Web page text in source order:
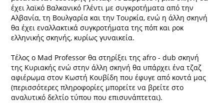
έχει λαϊκό Βαλκανικό Γλέντι με συγκροτήματα από την
Αλβανία, τη Βουλγαρία και την Τουρκία, ενώ η άλλη σκηνή
θα έχει εναλλακτικά συγκροτήματα της πόπ και ροκ
ελληνικής σκηνής, κυρίως γυναικεία.
Τέλος ο Mad Professor θα στηρίξει της afro - dub σκηνή
της Κυριακής ενώ στην άλλη σκηνή θα υπάρχει ένα τζαζ
αφιέρωμα στον Κωστή Κουβίδη που έφυγε από κοντά μας
(περισσότερες πληροφορίες μπορείτε να βρείτε στο
αναλυτικό δελτίο τύπου που επισυνάπτεται).